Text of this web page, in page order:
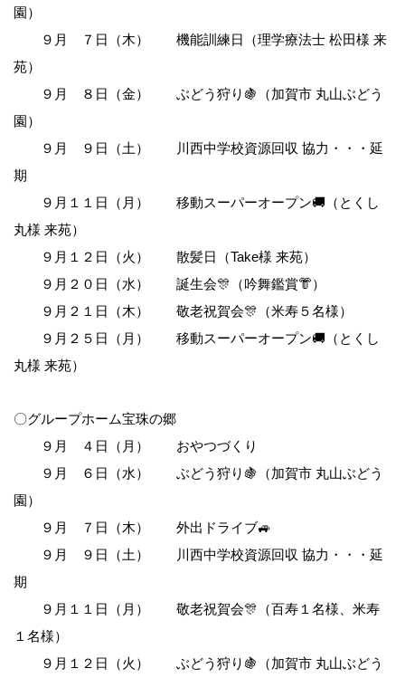
園）
９月 ７日（木） 機能訓練日（理学療法士 松田様 来
苑）
９月 ８日（金） ぶどう狩り🍇（加賀市 丸山ぶどう
園）
９月 ９日（土） 川西中学校資源回収 協力・・・延
期
９月１１日（月） 移動スーパーオープン🚚（とくし
丸様 来苑）
９月１２日（火） 散髪日（Take様 来苑）
９月２０日（水） 誕生会🎊（吟舞鑑賞👘）
９月２１日（木） 敬老祝賀会🎊（米寿５名様）
９月２５日（月） 移動スーパーオープン🚚（とくし
丸様 来苑）
〇グループホーム宝珠の郷
９月 ４日（月） おやつづくり
９月 ６日（水） ぶどう狩り🍇（加賀市 丸山ぶどう
園）
９月 ７日（木） 外出ドライブ🚙
９月 ９日（土） 川西中学校資源回収 協力・・・延
期
９月１１日（月） 敬老祝賀会🎊（百寿１名様、米寿
１名様）
９月１２日（火） ぶどう狩り🍇（加賀市 丸山ぶどう